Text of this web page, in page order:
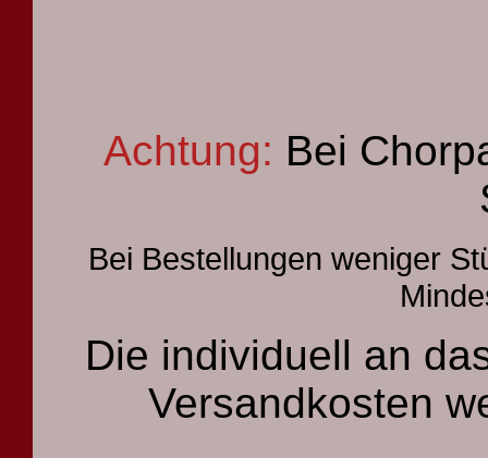
Achtung: Bei
Bei Bestellungen weniger
Die individuell an
Versandkosten